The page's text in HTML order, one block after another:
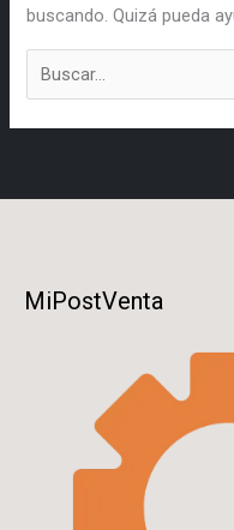
buscando. Quizá pueda
MiPostVenta